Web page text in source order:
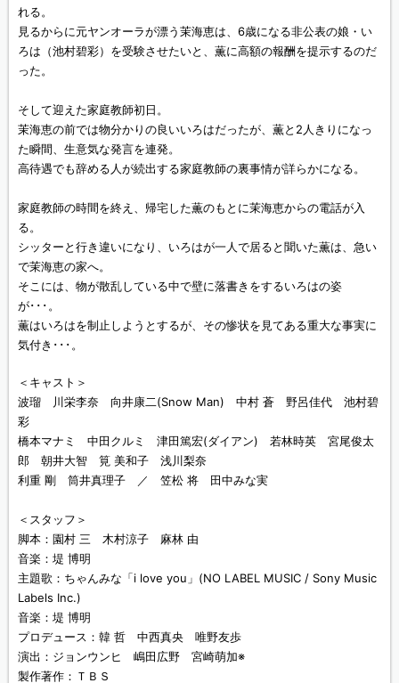
れる。
見るからに元ヤンオーラが漂う茉海恵は、6歳になる非公表の娘・い
ろは（池村碧彩）を受験させたいと、薫に高額の報酬を提示するのだ
った。
そして迎えた家庭教師初日。
茉海恵の前では物分かりの良いいろはだったが、薫と2人きりになっ
た瞬間、生意気な発言を連発。
高待遇でも辞める人が続出する家庭教師の裏事情が詳らかになる。
家庭教師の時間を終え、帰宅した薫のもとに茉海恵からの電話が入
る。
シッターと行き違いになり、いろはが一人で居ると聞いた薫は、急い
で茉海恵の家へ。
そこには、物が散乱している中で壁に落書きをするいろはの姿
が･･･。
薫はいろはを制止しようとするが、その惨状を見てある重大な事実に
気付き･･･。
＜キャスト＞
波瑠 川栄李奈 向井康二(Snow Man) 中村 蒼 野呂佳代 池村碧
彩
橋本マナミ 中田クルミ 津田篤宏(ダイアン) 若林時英 宮尾俊太
郎 朝井大智 筧 美和子 浅川梨奈
利重 剛 筒井真理子 ／ 笠松 将 田中みな実
＜スタッフ＞
脚本：園村 三 木村涼子 麻林 由
音楽：堤 博明
主題歌：ちゃんみな「i love you」(NO LABEL MUSIC / Sony Music
Labels Inc.)
音楽：堤 博明
プロデュース：韓 哲 中西真央 唯野友歩
演出：ジョンウンヒ 嶋田広野 宮崎萌加※
製作著作：ＴＢＳ